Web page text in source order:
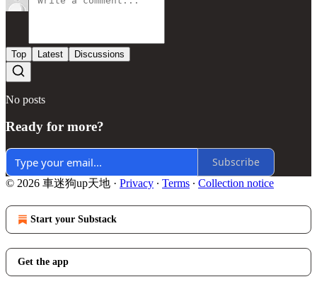
Top Latest Discussions
No posts
Ready for more?
Subscribe
© 2026 車迷狗up天地 · Privacy ∙ Terms ∙ Collection notice
Start your Substack
Get the app